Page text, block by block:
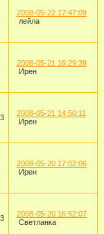
2008-05-22 17:47:09
лейла
2008-05-21 16:29:39
Ирен
2008-05-21 14:50:11
Ирен
2008-05-20 17:02:06
Ирен
2008-05-20 16:52:07
Светланка